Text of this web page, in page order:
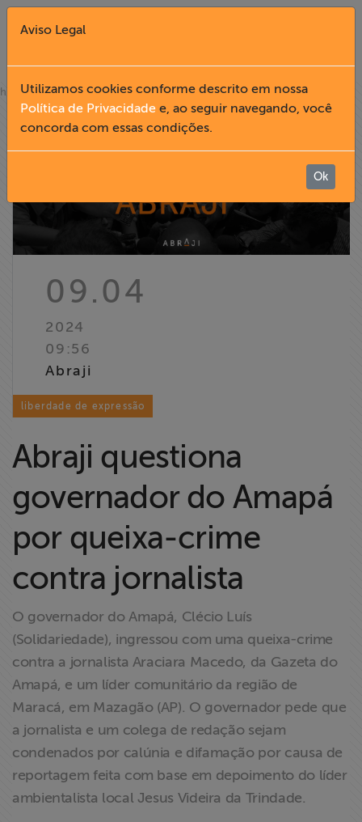
Fechar X
English
Institucional
Informação
Liberdade de
Expressão
Projetos
e Litigância
Documentários
dos
Homenageados
Notícias
Associe-se
Doe para
ABRAJI
>> Conteúdo
exclusivo para
home»notícias
09.04
2024
09:56
Abraji
liberdade de expressão
Abraji questiona
governador do Amapá
por queixa-crime
contra jornalista
O governador do Amapá, Clécio Luís
(Solidariedade), ingressou com uma queixa-crime
contra a jornalista Araciara Macedo, da Gazeta do
Amapá, e um líder comunitário da região de
Maracá, em Mazagão (AP). O governador pede que
a jornalista e um colega de redação sejam
condenados por calúnia e difamação por causa de
reportagem feita com base em depoimento do líder
ambientalista local Jesus Videira da Trindade.
Aviso Legal
Utilizamos cookies conforme descrito em nossa
Política de Privacidade e, ao seguir navegando, você
concorda com essas condições.
Ok